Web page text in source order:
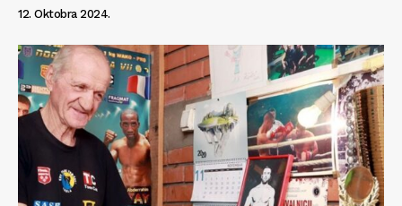
12. Oktobra 2024.